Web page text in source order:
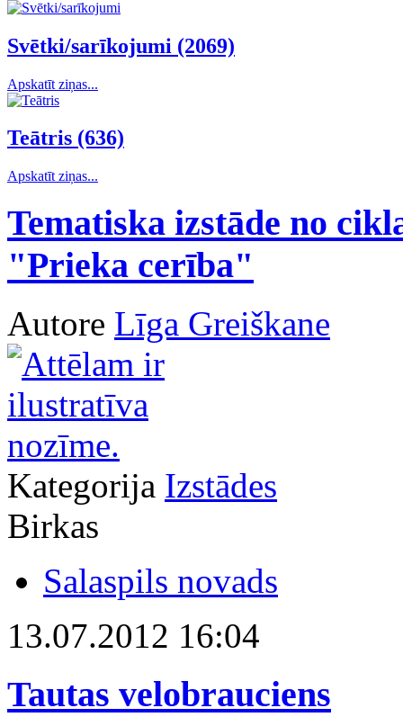
Svētki/sarīkojumi (2069)
Apskatīt ziņas...
Teātris (636)
Apskatīt ziņas...
Tematiska izstāde no
"Prieka cerība"
Autore Līga Greiškane
Kategorija Izstādes
Birkas
Salaspils novads
13.07.2012 16:04
Tautas velobrauciens